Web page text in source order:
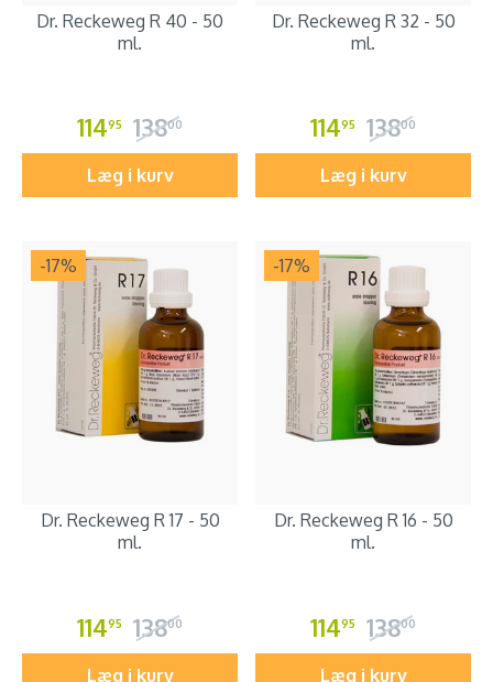
Dr. Reckeweg R 40 - 50
ml.
11495 13800
Læg i kurv
Dr. Reckeweg R 32 - 50
ml.
11495 13800
Læg i kurv
-17%
Dr. Reckeweg R 17 - 50
ml.
11495 13800
Læg i kurv
-17%
Dr. Reckeweg R 16 - 50
ml.
11495 13800
Læg i kurv